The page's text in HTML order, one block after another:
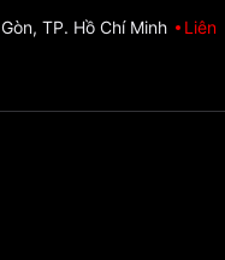
TP. Hồ Chí Minh
Liên